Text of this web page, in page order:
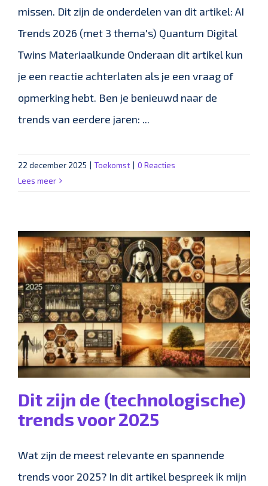
missen. Dit zijn de onderdelen van dit artikel: AI
Trends 2026 (met 3 thema's) Quantum Digital
Twins Materiaalkunde Onderaan dit artikel kun
je een reactie achterlaten als je een vraag of
opmerking hebt. Ben je benieuwd naar de
trends van eerdere jaren: ...
22 december 2025 Toekomst
0 Reacties
Lees meer
Dit zijn de (technologische)
trends voor 2025
Wat zijn de meest relevante en spannende
trends voor 2025? In dit artikel bespreek ik mijn